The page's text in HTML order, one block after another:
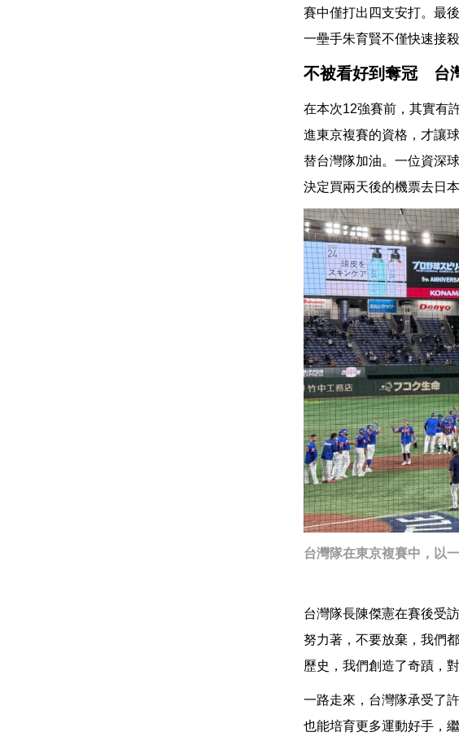
賽中僅打出四支安打。最
一壘手朱育賢不僅快速接
不被看好到奪冠 台
在本次12強賽前，其實有
進東京複賽的資格，才讓
替台灣隊加油。一位資深
決定買兩天後的機票去日
台灣隊在東京複賽中，以
台灣隊長陳傑憲在賽後受
努力著，不要放棄，我們
歷史，我們創造了奇蹟，
一路走來，台灣隊承受了
也能培育更多運動好手，